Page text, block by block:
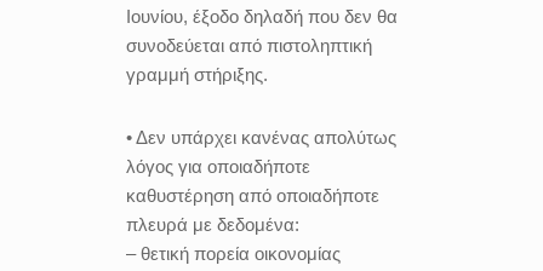
Ιουνίου, έξοδο δηλαδή που δεν θα
συνοδεύεται από πιστοληπτική
γραμμή στήριξης.
• Δεν υπάρχει κανένας απολύτως
λόγος για οποιαδήποτε
καθυστέρηση από οποιαδήποτε
πλευρά με δεδομένα:
– θετική πορεία οικονομίας